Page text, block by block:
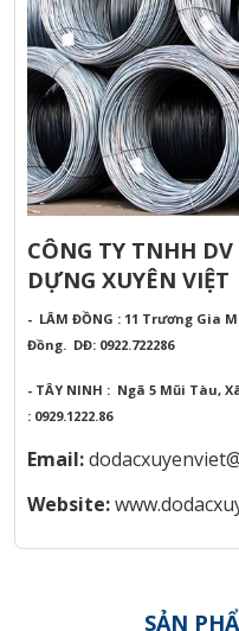
CÔNG TY TNHH
DỰNG XUYÊN VIỆT
- LÂM ĐỒNG : 11 Trương Gia
Đồng. DĐ: 0922.722286
- TÂY NINH : Ngã 5 Mũi Tàu,
: 0929.1222.86
Email:
Website:
SẢN